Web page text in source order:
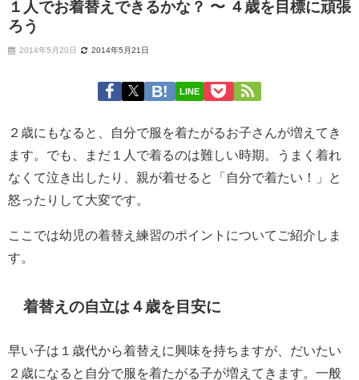
１人でお着替えできるかな？ 〜 ４歳を目標に頑張
ろう
2014年5月20日 2014年5月21日
LINE
２歳にもなると、自分で服を着たがるお子さんが増えてき
ます。でも、まだ１人で着るのは難しい時期。うまく着れ
なくて泣き出したり、親が着せると「自分で着たい！」と
怒ったりして大変です。
ここでは幼児の着替え練習のポイントについてご紹介しま
す。
着替えの自立は４歳を目安に
早い子は１歳代から着替えに興味を持ちますが、だいたい
２歳になると自分で服を着たがる子が増えてきます。一般